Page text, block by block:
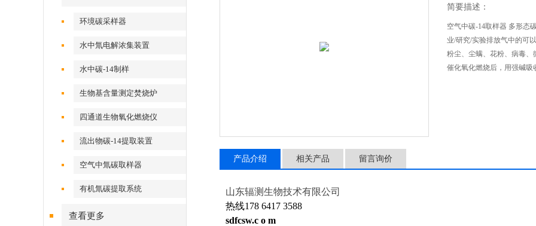
环境碳采样器
水中氚电解浓集装置
水中碳-14制样
生物基含量测定焚烧炉
四通道生物氧化燃烧仪
流出物碳-14提取装置
空气中氚碳取样器
有机氚碳提取系统
查看更多
简要描述：
空气中碳-14取样器 多形态
业/研究/实验排放气中的可
粉尘、尘螨、花粉、病毒
催化氧化燃烧后，用强碱吸
产品介绍 相关产品 留言询价
山东辐测生物技术有限公司
热线178 6417 3588
sdfcsw.c o m